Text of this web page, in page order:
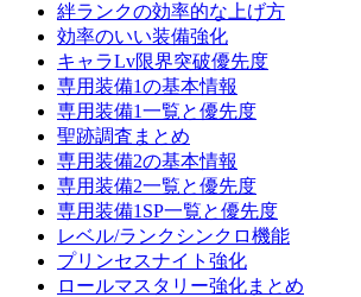
絆ランクの効率的な上げ方
効率のいい装備強化
キャラLv限界突破優先度
専用装備1の基本情報
専用装備1一覧と優先度
聖跡調査まとめ
専用装備2の基本情報
専用装備2一覧と優先度
専用装備1SP一覧と優先度
レベル/ランクシンクロ機能
プリンセスナイト強化
ロールマスタリー強化まとめ